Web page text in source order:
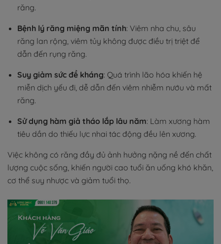
răng.
Bệnh lý răng miệng mãn tính: Viêm nha chu, sâu
răng lan rộng, viêm tủy không được điều trị triệt để
dẫn đến rụng răng.
Suy giảm sức đề kháng: Quá trình lão hóa khiến hệ
miễn dịch yếu đi, dễ dẫn đến viêm nhiễm nướu và mất
răng.
Sử dụng hàm giả tháo lắp lâu năm: Làm xương hàm
tiêu dần do thiếu lực nhai tác động đều lên xương.
Việc không có răng đầy đủ ảnh hưởng nặng nề đến chất
lượng cuộc sống, khiến người cao tuổi ăn uống khó khăn,
cơ thể suy nhược và giảm tuổi thọ.